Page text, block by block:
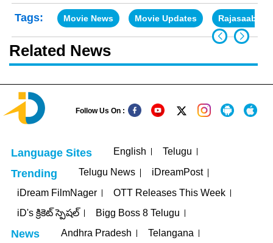
Tags: Movie News Movie Updates Rajasaab
Related News
Follow Us On :
Language Sites English Telugu
Trending Telugu News
iDreamPost
iDream FilmNager
OTT Releases This Week
iD's క్రికెట్ స్పెషల్
Bigg Boss 8 Telugu
News Andhra Pradesh
Telangana